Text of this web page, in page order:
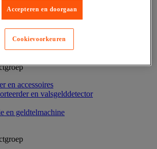
en accessoires
en valsgelddetector
en geldtelmachine
Accepteren en doorgaan
Cookievoorkeuren